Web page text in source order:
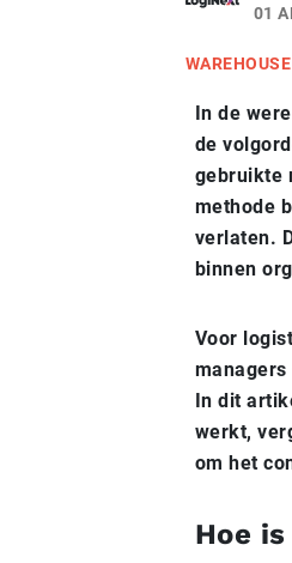
01
In de
de
gebruikte
methode
verlaten.
binnen
Voor
In dit
werkt,
om het
Hoe